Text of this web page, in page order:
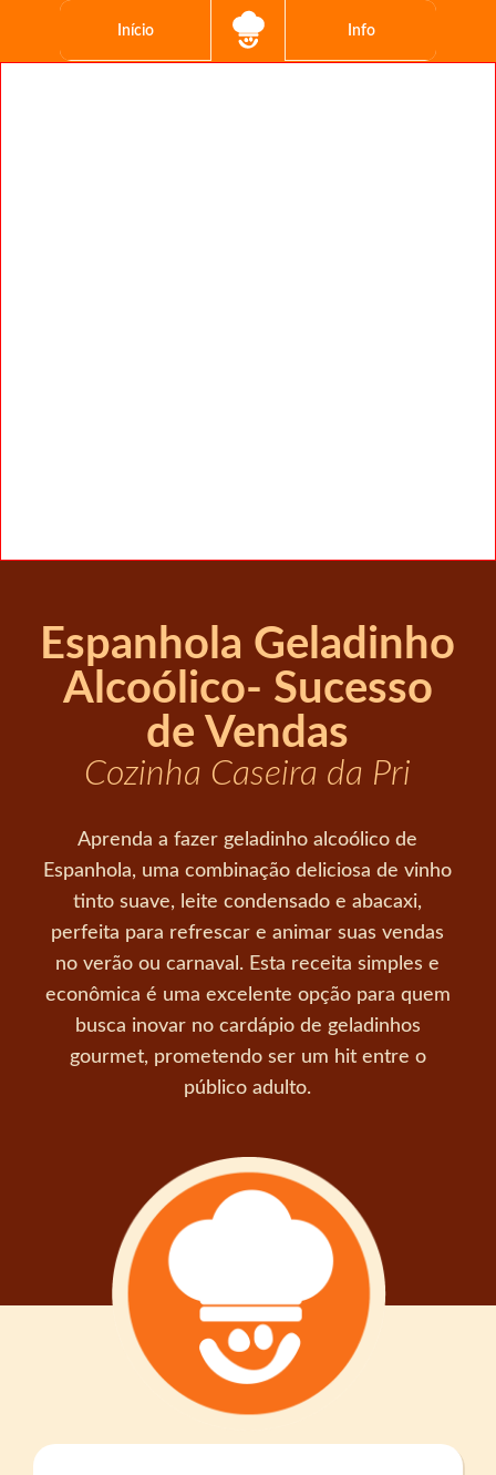
Início Info
Espanhola Geladinho
Alcoólico- Sucesso
de Vendas
Cozinha Caseira da Pri
Aprenda a fazer geladinho alcoólico de
Espanhola, uma combinação deliciosa de vinho
tinto suave, leite condensado e abacaxi,
perfeita para refrescar e animar suas vendas
no verão ou carnaval. Esta receita simples e
econômica é uma excelente opção para quem
busca inovar no cardápio de geladinhos
gourmet, prometendo ser um hit entre o
público adulto.